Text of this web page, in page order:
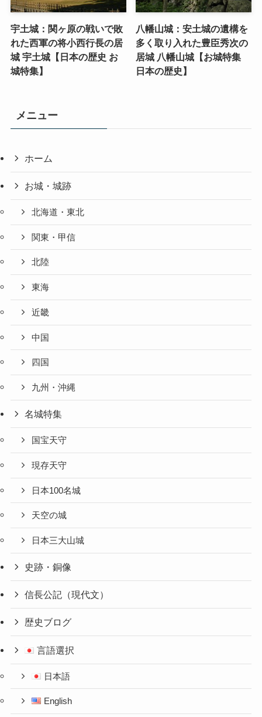
宇土城：関ヶ原の戦いで敗
れた西軍の将小西行長の居
城 宇土城【日本の歴史 お
城特集】
八幡山城：安土城の遺構を
多く取り入れた豊臣秀次の
居城 八幡山城【お城特集
日本の歴史】
メニュー
ホーム
お城・城跡
北海道・東北
関東・甲信
北陸
東海
近畿
中国
四国
九州・沖縄
名城特集
国宝天守
現存天守
日本100名城
天空の城
日本三大山城
史跡・銅像
信長公記（現代文）
歴史ブログ
言語選択
日本語
English